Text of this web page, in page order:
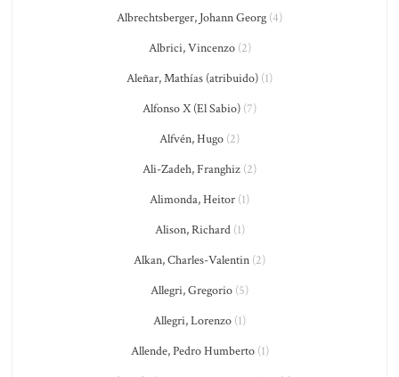
Albrechtsberger, Johann Georg (4)
Albrici, Vincenzo(2)
Aleñar, Mathías (atribuido) (1)
Alfonso X (El Sabio) (7)
Alfvén, Hugo (2)
Ali-Zadeh, Franghiz (2)
Alimonda, Heitor (1)
Alison, Richard(1)
Alkan, Charles-Valentin (2)
Allegri, Gregorio (5)
Allegri, Lorenzo (1)
Allende, Pedro Humberto(1)